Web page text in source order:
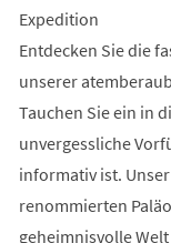
Expedition
Entdecken Sie die
unserer
Tauchen Sie ein in
unvergessliche
informativ ist.
renommierten
geheimnisvolle